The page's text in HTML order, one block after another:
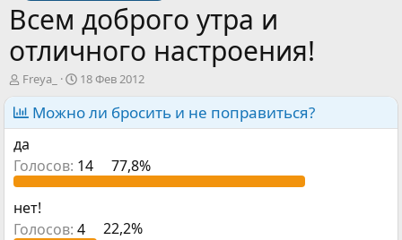
Всем доброго утра и
отличного настроения!
А
в
т
о
р
е
м
ы
Freya_
Д
а
т
а
а
ч
а
а
18 Фев 2012
Можно ли бросить и не поправиться?
да
Голосов: 14 77,8%
нет!
Голосов: 4 22,2%